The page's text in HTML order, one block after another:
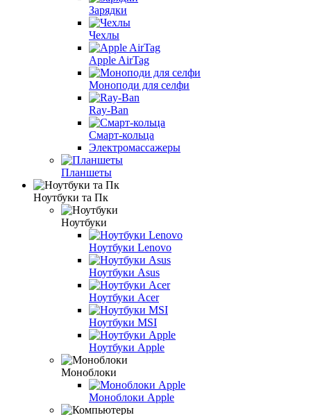
Зарядки
Чехлы
Apple AirTag
Моноподи для селфи
Ray-Ban
Смарт-кольца
Электромассажеры
Планшеты
Ноутбуки та Пк
Ноутбуки
Ноутбуки Lenovo
Ноутбуки Asus
Ноутбуки Acer
Ноутбуки MSI
Ноутбуки Apple
Моноблоки
Моноблоки Apple